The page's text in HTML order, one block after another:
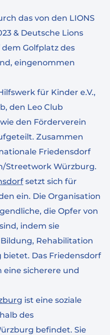
das von den LIONS
& Deutsche Lions
Golfplatz des
eingenommen
für Kinder e.V.,
den Leo Club
den Förderverein
Zusammen
Friedensdorf
Streetwork Würzburg.
setzt sich für
ein. Die Organisation
die Opfer von
indem sie
Rehabilitation
Das Friedensdorf
sicherere und
ist eine soziale
des
befindet. Sie